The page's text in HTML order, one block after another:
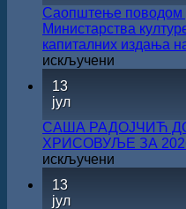
Саопштење поводом
Министарства
капиталних издања
искључени
конкурса
културе
за
13
јул
САША РАДОЈЧИЋ
ХРИСОВУЉЕ ЗА
искључени
13
јул